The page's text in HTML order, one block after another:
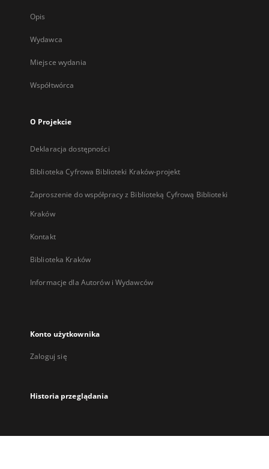
Opis
Wydawca
Miejsce wydania
Współtwórca
O Projekcie
Deklaracja dostępności
Biblioteka Cyfrowa Biblioteki Kraków-projekt
Zaproszenie do współpracy z Biblioteką Cyfrową Biblioteki
Kraków
Kontakt
Biblioteka Kraków
Informacje dla Autorów i Wydawców
Konto użytkownika
Zaloguj się
Historia przeglądania